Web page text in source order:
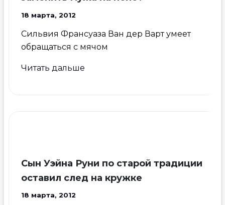
18 марта, 2012
Сильвия Франсуаза Ван дер Варт умеет
обращаться с мячом
Жена
на
Читать дальше
Сын Уэйна Руни по старой традиции
оставил след на кружке
18 марта, 2012